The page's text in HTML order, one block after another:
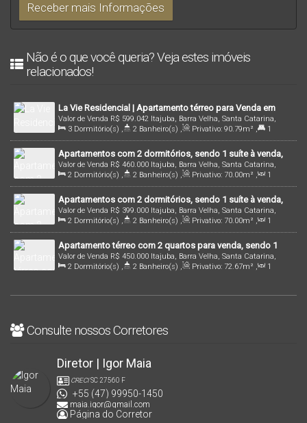
Não é o que você queria? Veja estes imóveis
relacionados!
La Vie Residencial | Apartamento térreo para Venda em
Barra Velha / SC no bairro Itajuba, Barra Velha-SC
R$ 599.042
Valor de Venda
Itajuba, Barra Velha, Santa Catarina,
Brasil
3 Dormitório(s) , 2 Banheiro(s) , Privativo: 90.79m² ,
1
Suíte(s) , 2 Vaga(s) , 400mDistância do Mar
Apartamentos com 2 dormitórios, sendo 1 suíte à venda,
70m² à venda no bairro Itajuba - Barra Velha/S
R$ 460.000
Valor de Venda
Itajuba, Barra Velha, Santa Catarina,
Brasil
2 Dormitório(s) , 2 Banheiro(s) , Privativo: 70.00m² ,
1
Sala(s) , 1 Suíte(s) , Total: 70.00m² , 2 Vaga(s) ,
Útil:
70.00m²
Apartamentos com 2 dormitórios, sendo 1 suíte à venda,
70m² à venda no bairro Itajuba - Barra Velha/S
R$ 399.000
Valor de Venda
Itajuba, Barra Velha, Santa Catarina,
Brasil
2 Dormitório(s) , 2 Banheiro(s) , Privativo: 70.00m² ,
1
Sala(s) , 1 Suíte(s) , Total: 70.00m² , 2 Vaga(s) ,
800m
Distância do Mar , Útil: 70.00 m²
Apartamento térreo com 2 quartos para venda, sendo 1
suíte, com 72,67m² na Itajuba - Barra Velha/SC
R$ 450.000
Valor de Venda
Itajuba, Barra Velha, Santa Catarina,
Brasil
2 Dormitório(s) , 2 Banheiro(s) , Privativo: 72.67m² ,
1
Consulte nossos Corretores
Diretor | Igor Maia
CRECISC 27560 F
+55 (47) 99950-1450
maia.igor@gmail.com
Página do Corretor